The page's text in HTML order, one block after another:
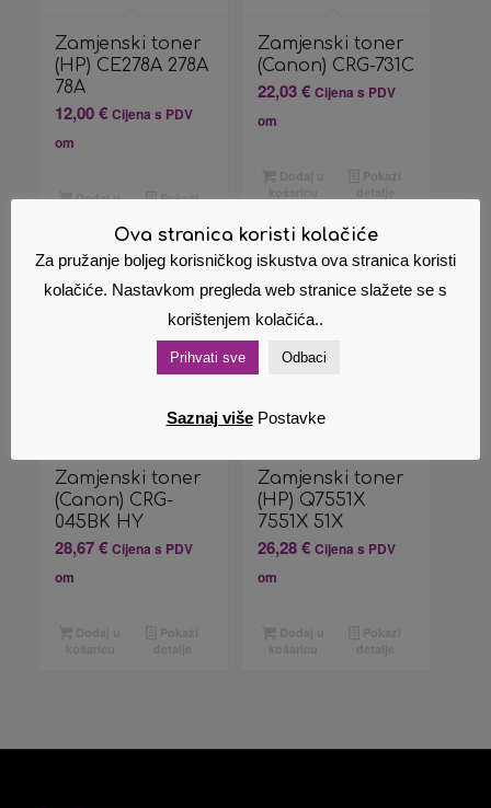
Zamjenski toner
(HP) CE278A 278A
78A
12,00€ Cijena s PDV
om
Dodaj u
Pokaži
Zamjenski toner
(Canon) CRG-731C
22,03€ Cijena s PDV
om
Zamjenski toner
(Canon) CRG-
045BK HY
28,67€ Cijena s PDV
om
Zamjenski toner
(HP) Q7551X
7551X 51X
26,28€ Cijena s PDV
om
Ova stranica koristi kolačiće
Za pružanje boljeg korisničkog iskustva ova stranica koristi
kolačiće. Nastavkom pregleda web stranice slažete se s
korištenjem kolačića..
Prihvati sve Odbaci
Saznaj više Postavke